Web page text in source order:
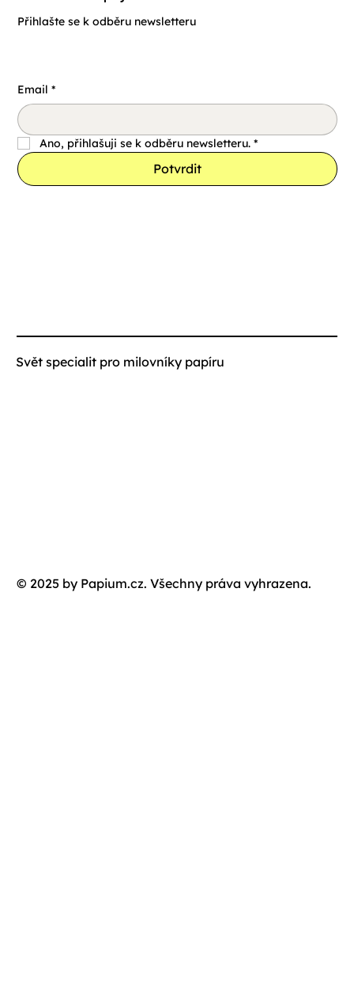
Svět specialit pro milovníky papíru
© 2025 by Papium.cz. Všechny práva vyhrazena.
Přihlašte se k odběru newsletteru
Email *
Ano, přihlašuji se k odběru newsletteru. *
Potvrdit